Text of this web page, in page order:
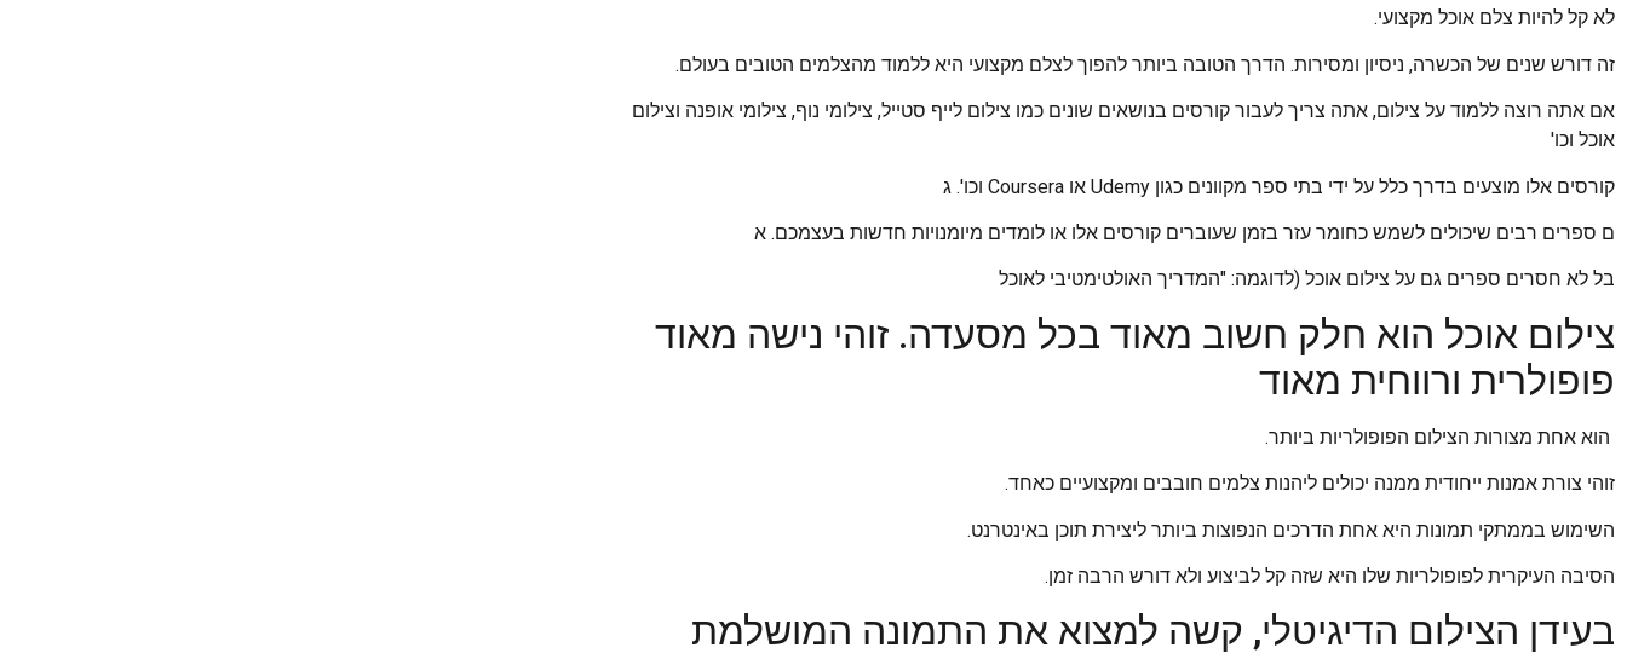
לא קל להיות צלם אוכל מקצועי.
זה דורש שנים של הכשרה, ניסיון ומסירות. הדרך הטובה ביותר להפוך לצלם מקצועי היא ללמוד מהצלמים הטובים בעולם.
אם אתה רוצה ללמוד על צילום, אתה צריך לעבור קורסים בנושאים שונים כמו צילום לייף סטייל, צילומי נוף, צילומי אופנה וצילום
אוכל וכו'
קורסים אלו מוצעים בדרך כלל על ידי בתי ספר מקוונים כגון Udemy או Coursera וכו'. ג
ם ספרים רבים שיכולים לשמש כחומר עזר בזמן שעוברים קורסים אלו או לומדים מיומנויות חדשות בעצמכם. א
בל לא חסרים ספרים גם על צילום אוכל (לדוגמה: "המדריך האולטימטיבי לאוכל
צילום אוכל הוא חלק חשוב מאוד בכל מסעדה. זוהי נישה מאוד
פופולרית ורווחית מאוד
הוא אחת מצורות הצילום הפופולריות ביותר.
זוהי צורת אמנות ייחודית ממנה יכולים ליהנות צלמים חובבים ומקצועיים כאחד.
השימוש בממתקי תמונות היא אחת הדרכים הנפוצות ביותר ליצירת תוכן באינטרנט.
הסיבה העיקרית לפופולריות שלו היא שזה קל לביצוע ולא דורש הרבה זמן.
בעידן הצילום הדיגיטלי, קשה למצוא את התמונה המושלמת